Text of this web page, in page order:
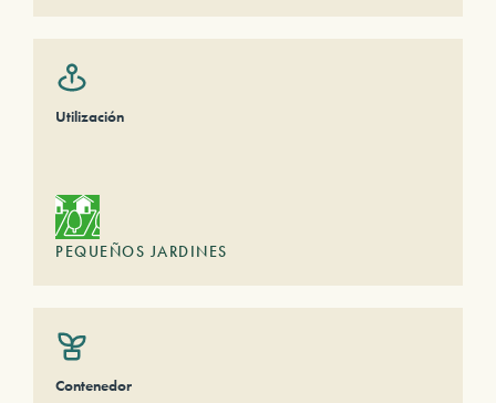
Utilización
PEQUEÑOS JARDINES
Contenedor